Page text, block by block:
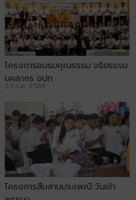
โครงการอบรมคุณธรรม จริยธรรม
บุคลากร อปท
23 ก.ค. 2569
โครงการสืบสานประเพณี วันเข้า